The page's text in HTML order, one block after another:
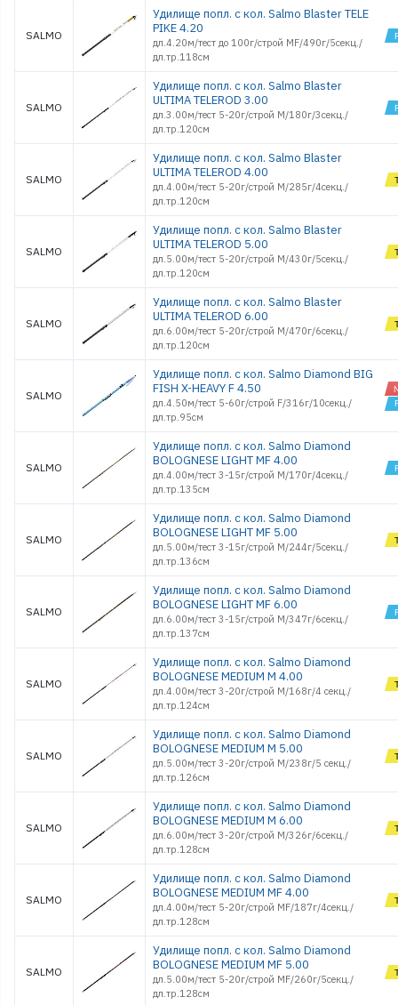
SALMO
Удилище попл. с кол. Salmo Blaster TELE
PIKE 4.20
дл.4.20м/тест до 100г/строй MF/490г/5секц./
дл.тр.118см
SALMO
Удилище попл. с кол. Salmo Blaster
ULTIMA TELEROD 3.00
дл.3.00м/тест 5-20г/строй M/180г/3секц./
дл.тр.120см
SALMO
Удилище попл. с кол. Salmo Blaster
ULTIMA TELEROD 4.00
дл.4.00м/тест 5-20г/строй M/285г/4секц./
дл.тр.120см
SALMO
Удилище попл. с кол. Salmo Blaster
ULTIMA TELEROD 5.00
дл.5.00м/тест 5-20г/строй M/430г/5секц./
дл.тр.120см
SALMO
Удилище попл. с кол. Salmo Blaster
ULTIMA TELEROD 6.00
дл.6.00м/тест 5-20г/строй M/470г/6секц./
дл.тр.120см
SALMO
Удилище попл. с кол. Salmo Diamond BIG
FISH X-HEAVY F 4.50
дл.4.50м/тест 5-60г/строй F/316г/10секц./
дл.тр.95см
SALMO
Удилище попл. с кол. Salmo Diamond
BOLOGNESE LIGHT MF 4.00
дл.4.00м/тест 3-15г/строй M/170г/4секц./
дл.тр.135см
SALMO
Удилище попл. с кол. Salmo Diamond
BOLOGNESE LIGHT MF 5.00
дл.5.00м/тест 3-15г/строй M/244г/5секц./
дл.тр.136см
SALMO
Удилище попл. с кол. Salmo Diamond
BOLOGNESE LIGHT MF 6.00
дл.6.00м/тест 3-15г/строй M/347г/6секц./
дл.тр.137см
SALMO
Удилище попл. с кол. Salmo Diamond
BOLOGNESE MEDIUM M 4.00
дл.4.00м/тест 3-20г/строй M/168г/4 секц./
дл.тр.124см
SALMO
Удилище попл. с кол. Salmo Diamond
BOLOGNESE MEDIUM M 5.00
дл.5.00м/тест 3-20г/строй M/238г/5 секц./
дл.тр.126см
SALMO
Удилище попл. с кол. Salmo Diamond
BOLOGNESE MEDIUM M 6.00
дл.6.00м/тест 3-20г/строй M/326г/6секц./
дл.тр.128см
SALMO
Удилище попл. с кол. Salmo Diamond
BOLOGNESE MEDIUM MF 4.00
дл.4.00м/тест 5-20г/строй MF/187г/4секц./
дл.тр.128см
SALMO
Удилище попл. с кол. Salmo Diamond
BOLOGNESE MEDIUM MF 5.00
дл.5.00м/тест 5-20г/строй MF/260г/5секц./
дл.тр.128см